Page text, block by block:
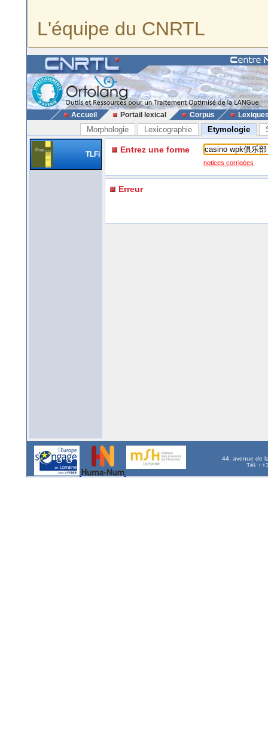
L'équipe du CNRTL
Accueil Portail lexical Corpus
Morphologie Lexicographie Etymologie
TLFi Entrez une forme
notices corrigées
Erreur
44, avenue de
Tél. :